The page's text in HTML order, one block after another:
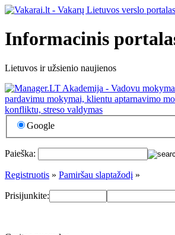
Informacinis
Lietuvos ir užsienio naujienos
Google
Paieška:
Registruotis » Pamiršau slaptažodį »
Prisijunkite: